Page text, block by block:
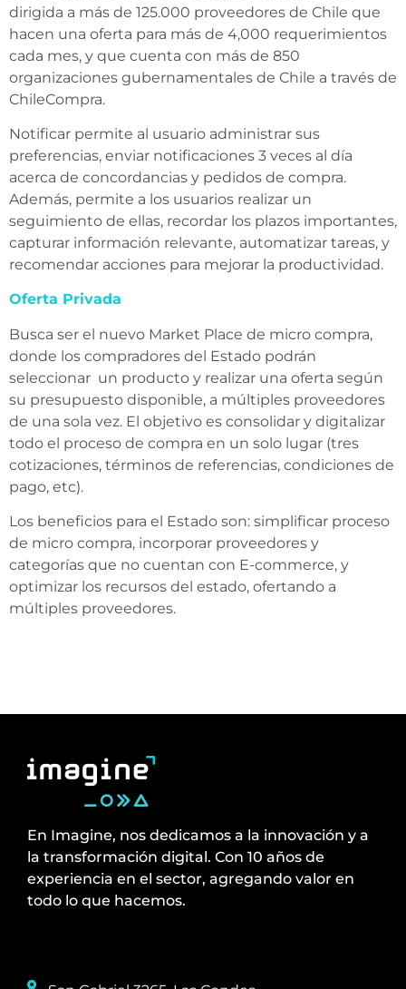
dirigida a más de 125.000 proveedores de Chile que
hacen una oferta para más de 4,000 requerimientos
cada mes, y que cuenta con más de 850
organizaciones gubernamentales de Chile a través de
ChileCompra.
Notificar permite al usuario administrar sus
preferencias, enviar notificaciones 3 veces al día
acerca de concordancias y pedidos de compra.
Además, permite a los usuarios realizar un
seguimiento de ellas, recordar los plazos importantes,
capturar información relevante, automatizar tareas, y
recomendar acciones para mejorar la productividad.
Oferta Privada
Busca ser el nuevo Market Place de micro compra,
donde los compradores del Estado podrán
seleccionar un producto y realizar una oferta según
su presupuesto disponible, a múltiples proveedores
de una sola vez. El objetivo es consolidar y digitalizar
todo el proceso de compra en un solo lugar (tres
cotizaciones, términos de referencias, condiciones de
pago, etc).
Los beneficios para el Estado son: simplificar proceso
de micro compra, incorporar proveedores y
categorías que no cuentan con E-commerce, y
optimizar los recursos del estado, ofertando a
múltiples proveedores.
En Imagine, nos dedicamos a la innovación y a
la transformación digital. Con 10 años de
experiencia en el sector, agregando valor en
todo lo que hacemos.